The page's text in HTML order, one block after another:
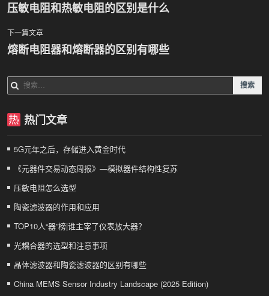
文
章
导
航
下一篇文章
熔断电阻器和熔断器的区别有哪些
压敏电阻和热敏电阻的区别是什么
搜
索：
热门文章
5G元年之后，存储进入黄金时代
《元器件交易动态周报》—模拟器件结构性复苏
压敏电阻怎么选型
陶瓷滤波器的作用和应用
TOP10人“器”榜|谁主宰了仪表放大器？
光耦合器的选型和注意事项
晶体滤波器和陶瓷滤波器的区别有哪些
China MEMS Sensor Industry Landscape (2025 Edition)